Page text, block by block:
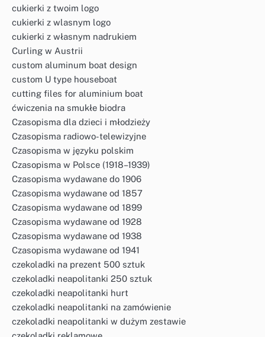
cukierki z twoim logo
cukierki z wlasnym logo
cukierki z własnym nadrukiem
Curling w Austrii
custom aluminum boat design
custom U type houseboat
cutting files for aluminium boat
ćwiczenia na smukłe biodra
Czasopisma dla dzieci i młodzieży
Czasopisma radiowo-telewizyjne
Czasopisma w języku polskim
Czasopisma w Polsce (1918–1939)
Czasopisma wydawane do 1906
Czasopisma wydawane od 1857
Czasopisma wydawane od 1899
Czasopisma wydawane od 1928
Czasopisma wydawane od 1938
Czasopisma wydawane od 1941
czekoladki na prezent 500 sztuk
czekoladki neapolitanki 250 sztuk
czekoladki neapolitanki hurt
czekoladki neapolitanki na zamówienie
czekoladki neapolitanki w dużym zestawie